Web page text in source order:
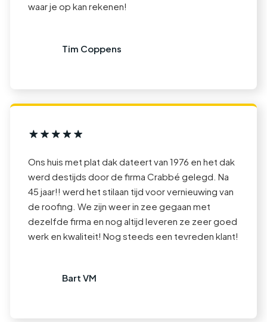
waar je op kan rekenen!
Tim Coppens
Ons huis met plat dak dateert van 1976 en het dak
werd destijds door de firma Crabbé gelegd. Na
45 jaar!! werd het stilaan tijd voor vernieuwing van
de roofing. We zijn weer in zee gegaan met
dezelfde firma en nog altijd leveren ze zeer goed
werk en kwaliteit! Nog steeds een tevreden klant!
Bart VM